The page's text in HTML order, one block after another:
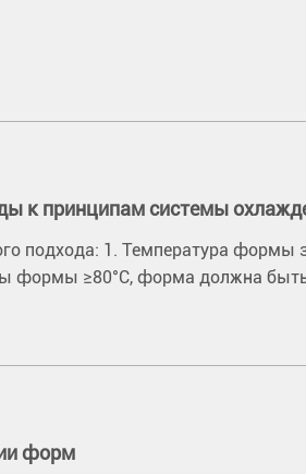
к принципам системы
подхода: 1. Температура формы
формы ≥80°C, форма должна быть
форм